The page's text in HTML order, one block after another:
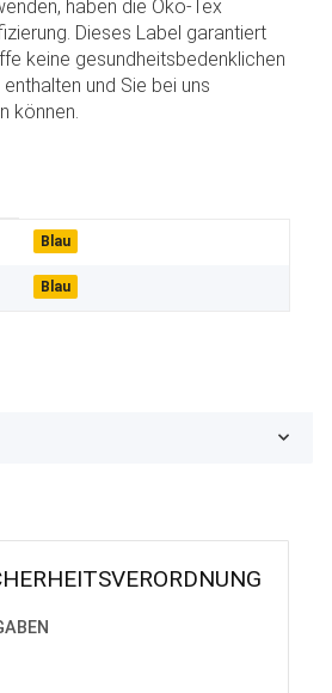
haben die Öko-Tex
Dieses Label garantiert
keine gesundheitsbedenklichen
und Sie bei uns
können.
Blau
Blau